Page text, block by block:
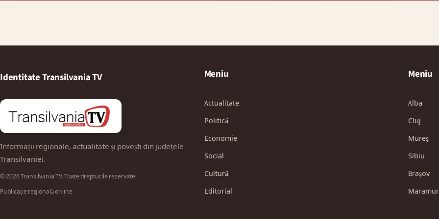
Identitate Transilvania TV
Informații regionale, actualitate și povești din județele
Transilvaniei.
© 2026 Transilvania TV. Toate drepturile rezervate.
Publicație regională online
Meniu
Actualitate
Politică
Economie
Social
Cultură
Editorial
Meniu
Alba
Cluj
Mureș
Sibiu
Brașov